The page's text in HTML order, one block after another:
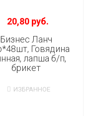
20,80 руб.
Бизнес Ланч
Говядина
лапша б/п,
брикет
ИЗБРАННОЕ